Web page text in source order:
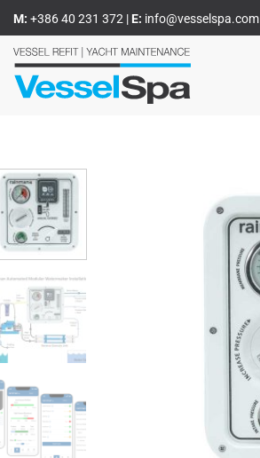
Zum
Inhalt
springen
M: +386 40 231 372 | E: info@vesselspa.com